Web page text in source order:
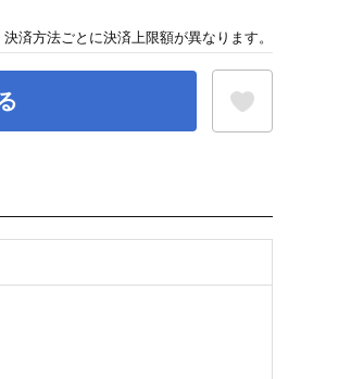
決済方法ごとに決済上限額が異なります。